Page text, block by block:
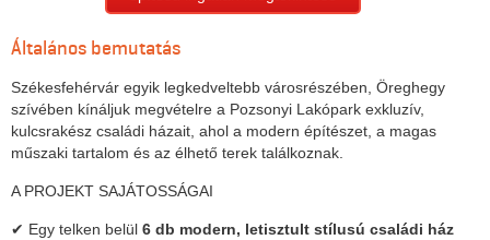
Általános bemutatás
Székesfehérvár egyik legkedveltebb városrészében, Öreghegy
szívében kínáljuk megvételre a Pozsonyi Lakópark exkluzív,
kulcsrakész családi házait, ahol a modern építészet, a magas
műszaki tartalom és az élhető terek találkoznak.
A PROJEKT SAJÁTOSSÁGAI
✔ Egy telken belül 6 db modern, letisztult stílusú családi ház